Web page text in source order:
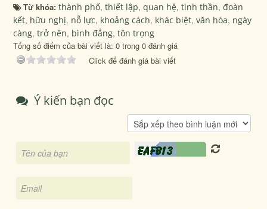
Từ khóa:thành phố,thiết lập,quan hệ,tinh thần,đoàn
kết, hữu nghị, nỗ lực, khoảng cách, khác biệt,văn hóa, ngày
càng,trở nên, bình đẳng,tôn trọng
Tổng số điểm của bài viết là: 0 trong 0 đánh giá
Click để đánh giá bài viết
Ý kiến bạn đọc